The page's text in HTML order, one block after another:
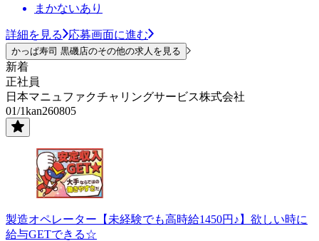
まかないあり
詳細を見る 応募画面に進む
かっぱ寿司 黒磯店のその他の求人を見る
新着
正社員
日本マニュファクチャリングサービス株式会社
01/1kan260805
製造オペレーター【未経験でも高時給1450円♪】欲しい時に
給与GETできる☆